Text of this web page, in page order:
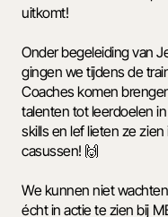
uitkomt!
Onder begeleiding van
gingen we tijdens de
Coaches komen
talenten tot leerdoelen
skills en lef lieten ze
casussen! 🙌
We kunnen niet
écht in actie te zien bij